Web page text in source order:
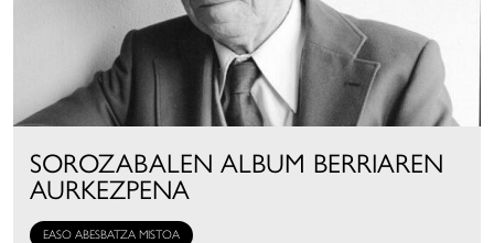
SOROZABALEN ALBUM BERRIAREN
AURKEZPENA
EASO ABESBATZA MISTOA